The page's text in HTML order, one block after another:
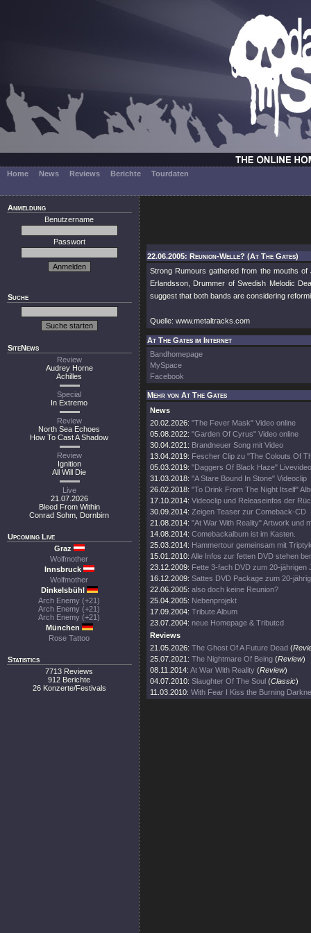
Home News Reviews Berichte Tourdaten
Anmeldung
Benutzername
Passwort
Suche
SiteNews
Review
Audrey Horne
Achilles
Special
In Extremo
Review
North Sea Echoes
How To Cast A Shadow
Review
Ignition
All Will Die
Live
21.07.2026
Bleed From Within
Conrad Sohm, Dornbirn
Upcoming Live
Graz
Wolfmother
Innsbruck
Wolfmother
Dinkelsbühl
Arch Enemy (+21)
Arch Enemy (+21)
Arch Enemy (+21)
München
Rose Tattoo
Statistics
7713 Reviews
912 Berichte
26 Konzerte/Festivals
22.06.2005: Reunion-Welle? (At The Gates)
Strong Rumours gathered from the mouths
Erlandsson, Drummer of Swedish Melodic
suggest that both bands are considering
Quelle: www.metaltracks.com
At The Gates im Internet
Bandhomepage
MySpace
Facebook
Mehr von At The Gates
News
20.02.2026: "The Fever Mask" Video online
05.08.2022: "Garden Of Cyrus" Video online
30.04.2021: Brandneuer Song mit Video
13.04.2019: Fescher Clip zu "The Colouts Of
05.03.2019: "Daggers Of Black Haze" Livevideo
31.03.2018: "A Stare Bound In Stone" Videoclip
26.02.2018: "To Drink From The Night Itself"
17.10.2014: Videoclip und Releaseinfos der
30.09.2014: Zeigen Teaser zur Comeback-CD
21.08.2014: "At War With Reality" Artwork und
14.08.2014: Comebackalbum ist im Kasten.
25.03.2014: Hammertour gemeinsam mit
15.01.2010: Alle Infos zur fetten DVD stehen
23.12.2009: Fette 3-fach DVD zum 20-jährigen
16.12.2009: Sattes DVD Package zum 20-
22.06.2005: also doch keine Reunion?
25.04.2005: Nebenprojekt
17.09.2004: Tribute Album
23.07.2004: neue Homepage & Tributcd
Reviews
21.05.2026: The Ghost Of A Future Dead (
25.07.2021: The Nightmare Of Being (Review)
08.11.2014: At War With Reality (Review)
04.07.2010: Slaughter Of The Soul (Classic)
11.03.2010: With Fear I Kiss the Burning